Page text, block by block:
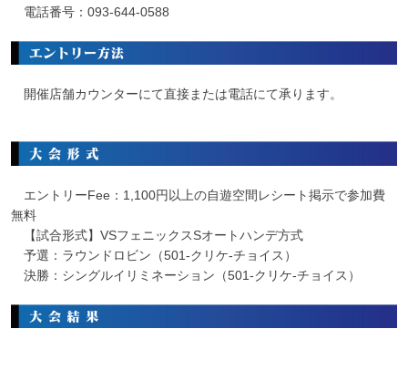
電話番号：093-644-0588
開催店舗カウンターにて直接または電話にて承ります。
エントリーFee：1,100円以上の自遊空間レシート掲示で参加費
無料
【試合形式】VSフェニックスSオートハンデ方式
予選：ラウンドロビン（501-クリケ-チョイス）
決勝：シングルイリミネーション（501-クリケ-チョイス）